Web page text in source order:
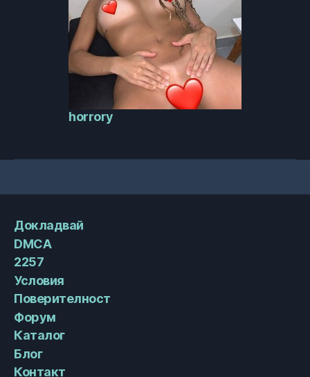
horrory
Докладвай
DMCA
2257
Условия
Поверителност
Форум
Каталог
Блог
Контакт